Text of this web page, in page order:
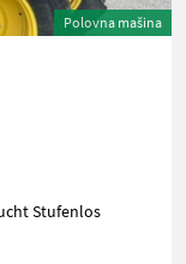
Polovna mašina
Stufenlos